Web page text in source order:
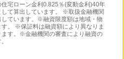
宅ローン金利0.825％(変動金利)40年
て算出しています。 ※取扱金融機関
ています。※融資限度額は地域・物
。 ※保証料は融資額により異なりま
す。※金融機関の審査により融資の